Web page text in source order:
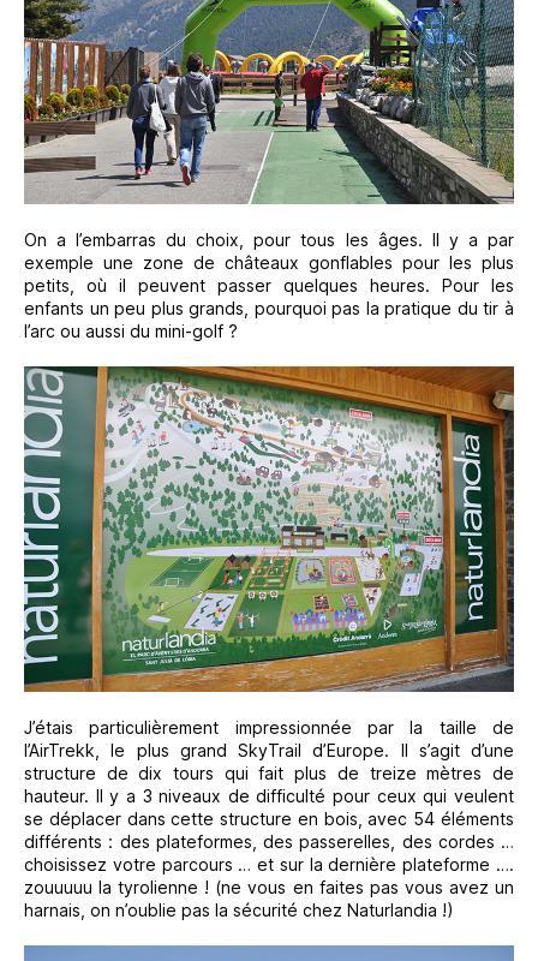
On a l’embarras du choix, pour tous les âges. Il y a par
exemple une zone de châteaux gonflables pour les plus
petits, où il peuvent passer quelques heures. Pour les
enfants un peu plus grands, pourquoi pas la pratique du tir à
l’arc ou aussi du mini-golf ?
J’étais particulièrement impressionnée par la taille de
l’AirTrekk, le plus grand SkyTrail d’Europe. Il s’agit d’une
structure de dix tours qui fait plus de treize mètres de
hauteur. Il y a 3 niveaux de difficulté pour ceux qui veulent
se déplacer dans cette structure en bois, avec 54 éléments
différents : des plateformes, des passerelles, des cordes …
choisissez votre parcours … et sur la dernière plateforme ….
zouuuuu la tyrolienne ! (ne vous en faites pas vous avez un
harnais, on n’oublie pas la sécurité chez Naturlandia !)